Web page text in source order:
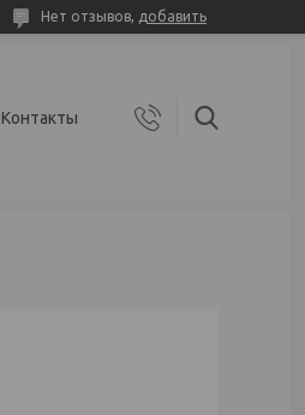
Нет отзывов, добавить
Контакты